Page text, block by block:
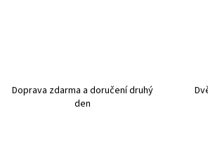
Doprava zdarma a doručení druhý
den